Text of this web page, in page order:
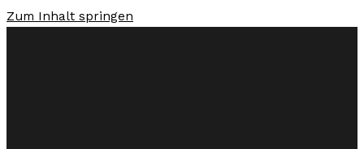
Zum Inhalt springen